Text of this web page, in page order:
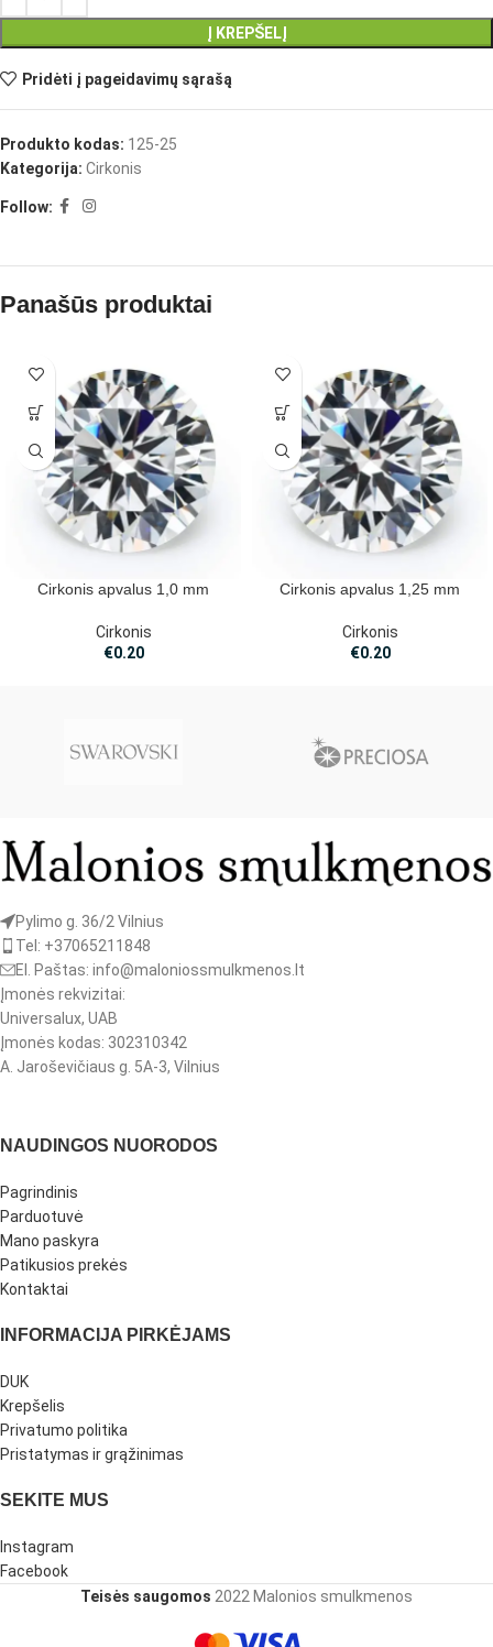
Į KREPŠELĮ
Pridėti į pageidavimų sąrašą
Produkto kodas: 125-25
Kategorija: Cirkonis
Follow:
Panašūs produktai
Cirkonis apvalus 1,0 mm
Cirkonis
€0.20
Cirkonis apvalus 1,25 mm
Cirkonis
€0.20
Pylimo g. 36/2 Vilnius
Tel: +37065211848
El. Paštas: info@maloniossmulkmenos.lt
Įmonės rekvizitai:
Universalux, UAB
Įmonės kodas: 302310342
A. Jaroševičiaus g. 5A-3, Vilnius
NAUDINGOS NUORODOS
Pagrindinis
Parduotuvė
Mano paskyra
Patikusios prekės
Kontaktai
INFORMACIJA PIRKĖJAMS
DUK
Krepšelis
Privatumo politika
Pristatymas ir grąžinimas
SEKITE MUS
Instagram
Facebook
Teisės saugomos 2022 Malonios smulkmenos